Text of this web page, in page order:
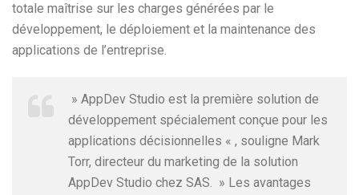
totale maîtrise sur les charges générées par le
développement, le déploiement et la maintenance des
applications de l’entreprise.
» AppDev Studio est la première solution de
développement spécialement conçue pour les
applications décisionnelles « , souligne Mark
Torr, directeur du marketing de la solution
AppDev Studio chez SAS. » Les avantages